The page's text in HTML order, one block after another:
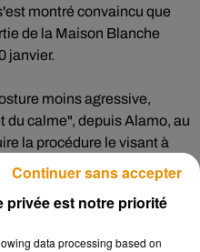
montré convaincu que
de la Maison Blanche
janvier.
moins agressive,
du calme", depuis Alamo, au
la procédure le visant à
une nouvelle "chasse aux
aucun risque pour moi",
privée est notre priorité
data processing based on
Continuer sans accepter